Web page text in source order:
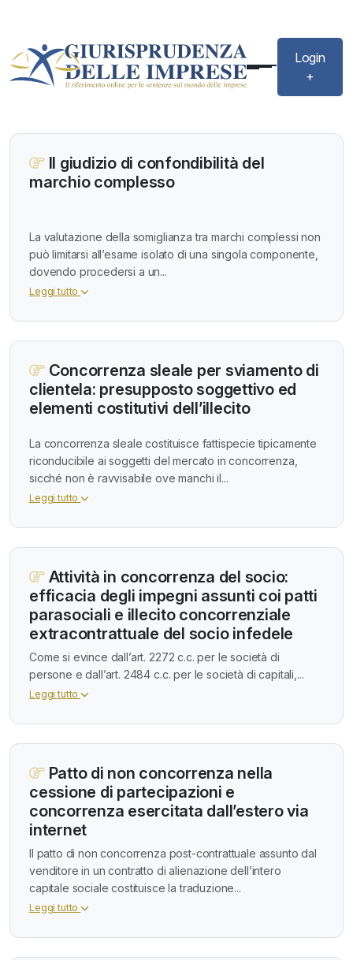
Login
+
Il giudizio di confondibilità del
marchio complesso
La valutazione della somiglianza tra marchi complessi non
può limitarsi all’esame isolato di una singola componente,
dovendo procedersi a un...
Leggi tutto
Concorrenza sleale per sviamento di
clientela: presupposto soggettivo ed
elementi costitutivi dell’illecito
La concorrenza sleale costituisce fattispecie tipicamente
riconducibile ai soggetti del mercato in concorrenza,
sicché non è ravvisabile ove manchi il...
Leggi tutto
Attività in concorrenza del socio:
efficacia degli impegni assunti coi patti
parasociali e illecito concorrenziale
extracontrattuale del socio infedele
Come si evince dall’art. 2272 c.c. per le società di
persone e dall’art. 2484 c.c. per le società di capitali,...
Leggi tutto
Patto di non concorrenza nella
cessione di partecipazioni e
concorrenza esercitata dall’estero via
internet
Il patto di non concorrenza post-contrattuale assunto dal
venditore in un contratto di alienazione dell’intero
capitale sociale costituisce la traduzione...
Leggi tutto